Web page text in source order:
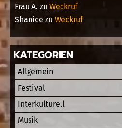
Frau A. zu Weckruf
Shanice zu Weckruf
KATEGORIEN
Allgemein
Festival
Interkulturell
Musik